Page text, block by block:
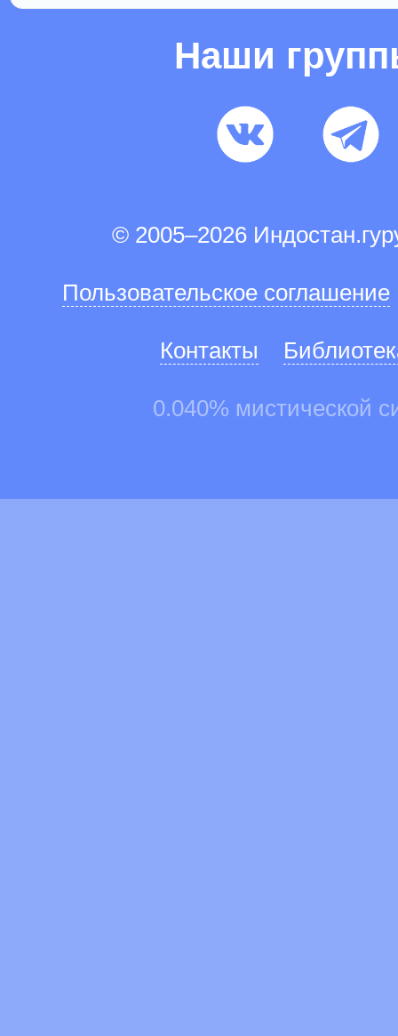
Наши
© 2005–2026
Пользовательское соглашение
Контакты
0.040% мистической